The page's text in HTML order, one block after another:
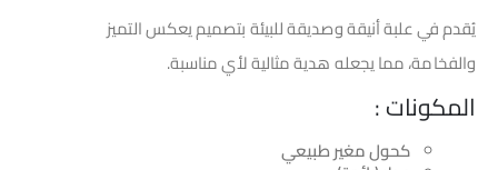
يُقدم في علبة أنيقة وصديقة للبيئة بتصميم يعكس التميز
والفخامة، مما يجعله هدية مثالية لأي مناسبة.
المكونات :
كحول مغير طبيعي